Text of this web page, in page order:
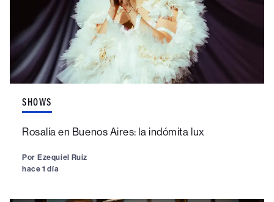
SHOWS
Rosalía en Buenos Aires: la indómita lux
Por Ezequiel Ruiz
hace 1 día